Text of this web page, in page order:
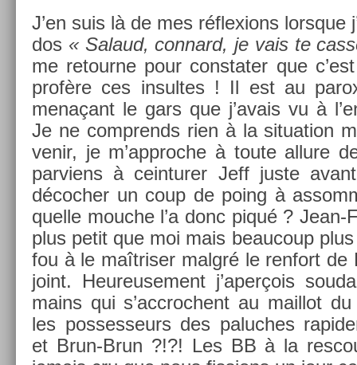
J’en suis là de mes réflex­ions lorsque
dos « Salaud, con­nard, je vais te
me re­tour­ne pour con­stat­er que
profère ces in­sul­tes ! Il est au
menaçant le gars que j’avais vu à
Je ne com­prends rien à la situa­tion
venir, je m’approc­he à toute al­lure
par­viens à cein­tur­er Jeff juste
décoch­er un coup de poing à
quel­le mouc­he l’a donc piqué ?
plus petit que moi mais be­aucoup
fou à le maîtris­er malgré le re­nfort de
joint. Heureuse­ment j’aperçois
mains qui s’accroc­hent au mail­lot du
les pos­sesseurs des paluc­hes
et Brun-Brun ?!?! Les BB à la